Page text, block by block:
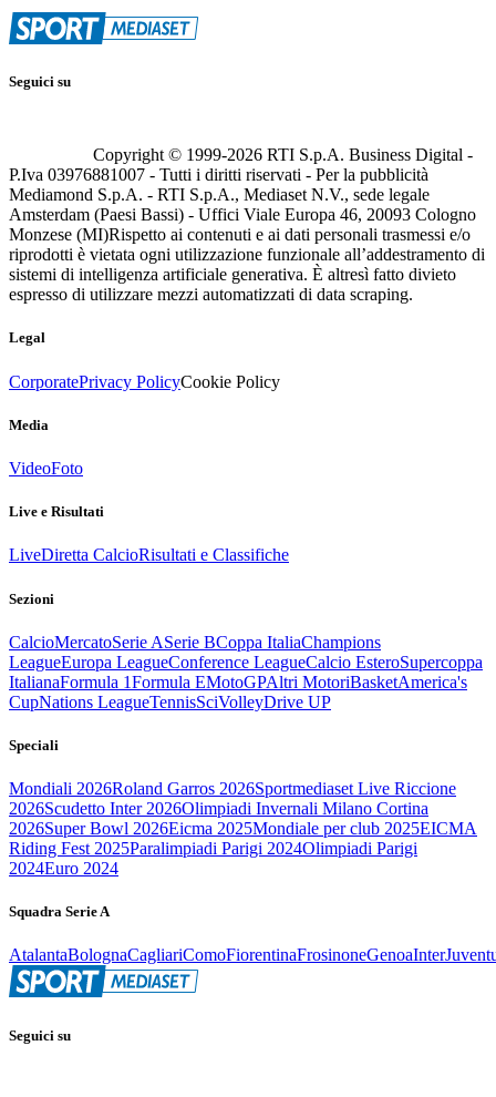
Seguici su
Copyright © 1999-2026 RTI S.p.A. Business Digital -
P.Iva 03976881007 - Tutti i diritti riservati - Per la pubblicità
Mediamond S.p.A. - RTI S.p.A., Mediaset N.V., sede legale
Amsterdam (Paesi Bassi) - Uffici Viale Europa 46, 20093 Cologno
Monzese (MI)Rispetto ai contenuti e ai dati personali trasmessi e/o
riprodotti è vietata ogni utilizzazione funzionale all’addestramento di
sistemi di intelligenza artificiale generativa. È altresì fatto divieto
espresso di utilizzare mezzi automatizzati di data scraping.
Legal
CorporatePrivacy PolicyCookie Policy
Media
VideoFoto
Live e Risultati
LiveDiretta CalcioRisultati e Classifiche
Sezioni
CalcioMercatoSerie ASerie BCoppa ItaliaChampions
LeagueEuropa LeagueConference LeagueCalcio EsteroSupercoppa
ItalianaFormula 1Formula EMotoGPAltri MotoriBasketAmerica's
CupNations LeagueTennisSciVolleyDrive UP
Speciali
Mondiali 2026Roland Garros 2026Sportmediaset Live Riccione
2026Scudetto Inter 2026Olimpiadi Invernali Milano Cortina
2026Super Bowl 2026Eicma 2025Mondiale per club 2025EICMA
Riding Fest 2025Paralimpiadi Parigi 2024Olimpiadi Parigi
2024Euro 2024
Squadra Serie A
AtalantaBolognaCagliariComoFiorentinaFrosinoneGenoaInter
Seguici su